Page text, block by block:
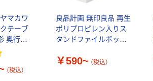
ヤマカワ
テーブ
奥行
（税込）
良品計画 無印良品 再生
ポリプロピレン入りス
タンドファイルボック
￥590~ （税込）